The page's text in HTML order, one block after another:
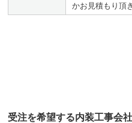
かお見積もり頂
受注を希望する内装工事会